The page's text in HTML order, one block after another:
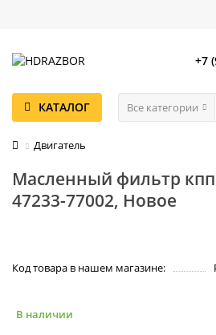
+7
КАТАЛОГ Все категории
Двигатель
Масленный фильтр кпп
47233-77002, Новое
Код товара в нашем магазине:
В наличии